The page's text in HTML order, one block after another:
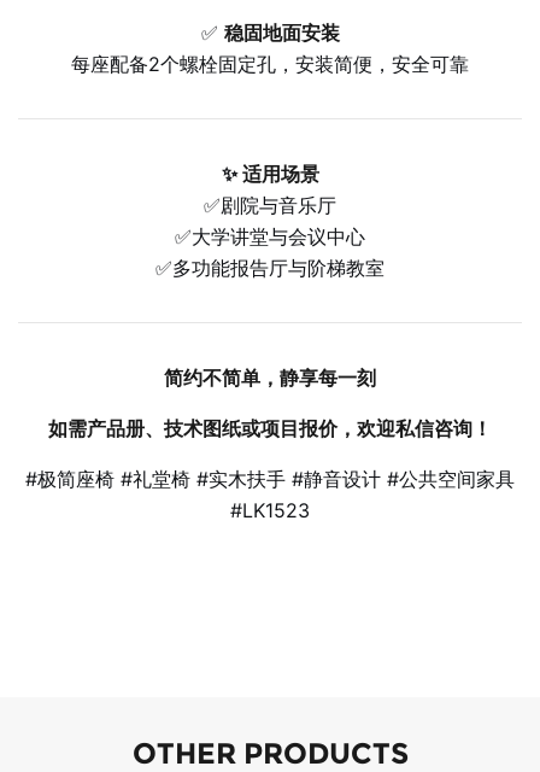
✅ 稳固地面安装
每座配备2个螺栓固定孔，安装简便，安全可靠
✨适用场景
✅剧院与音乐厅
✅大学讲堂与会议中心
✅多功能报告厅与阶梯教室
简约不简单，静享每一刻
如需产品册、技术图纸或项目报价，欢迎私信咨询！
#极简座椅 #礼堂椅 #实木扶手 #静音设计 #公共空间家具
#LK1523
OTHER PRODUCTS